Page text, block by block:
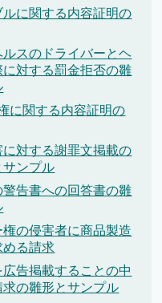
に関する内容証明の
スのドライバーとヘ
に対する罰金拒否の雛
に関する内容証明の
対する謝罪文掲載の
サンプル
告書への回答書の雛
の侵害者に商品製造
める請求
告掲載することの中
求の雛形とサンプル